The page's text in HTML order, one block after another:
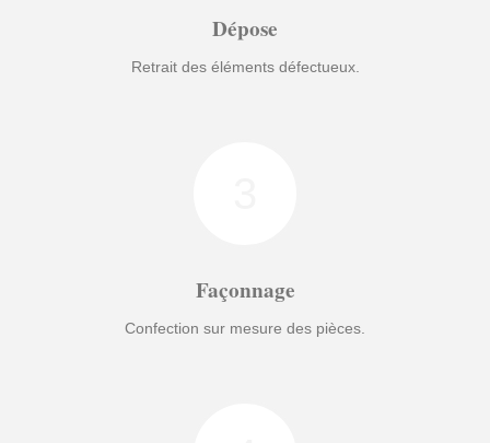
Dépose
Retrait des éléments défectueux.
Façonnage
Confection sur mesure des pièces.